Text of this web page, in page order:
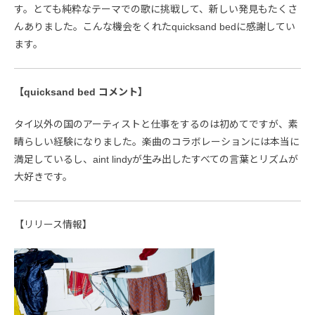
す。とても純粋なテーマでの歌に挑戦して、新しい発見もたくさ
んありました。こんな機会をくれたquicksand bedに感謝してい
ます。
【quicksand bed コメント】
タイ以外の国のアーティストと仕事をするのは初めてですが、素
晴らしい経験になりました。楽曲のコラボレーションには本当に
満足しているし、aint lindyが生み出したすべての言葉とリズムが
大好きです。
【リリース情報】